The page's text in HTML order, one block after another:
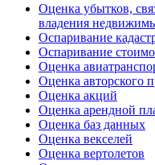
Оценка убытков,
владения
Оспаривание
Оспаривание
Оценка
Оценка авторского
Оценка акций
Оценка арендной
Оценка баз данных
Оценка векселей
Оценка вертолетов